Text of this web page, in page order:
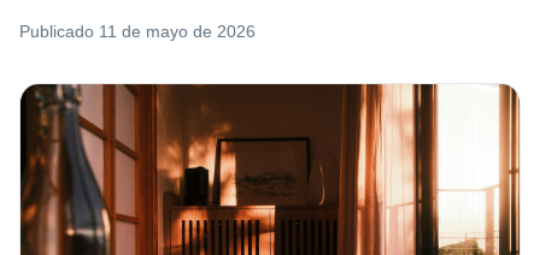
Publicado 11 de mayo de 2026